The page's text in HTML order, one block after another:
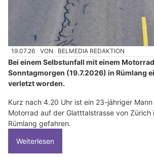
19.07.26 VON BELMEDIA REDAKTION
Bei einem Selbstunfall mit einem
Sonntagmorgen (19.7.2026) in Rümlang
verletzt worden.
Kurz nach 4.20 Uhr ist ein 23-jähriger Mann
Motorrad auf der Glatttalstrasse von Zürich
Rümlang gefahren.
Weiterlesen